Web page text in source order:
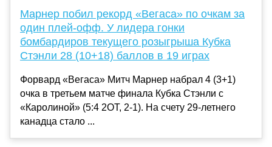
Марнер побил рекорд «Вегаса» по очкам за
один плей-офф. У лидера гонки
бомбардиров текущего розыгрыша Кубка
Стэнли 28 (10+18) баллов в 19 играх
Форвард «Вегаса» Митч Марнер набрал 4 (3+1)
очка в третьем матче финала Кубка Стэнли с
«Каролиной» (5:4 2ОТ, 2-1). На счету 29-летнего
канадца стало ...